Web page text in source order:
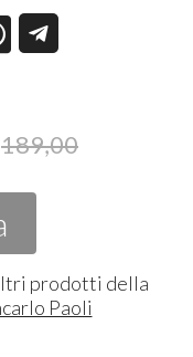
189,00
prodotti della
Paoli